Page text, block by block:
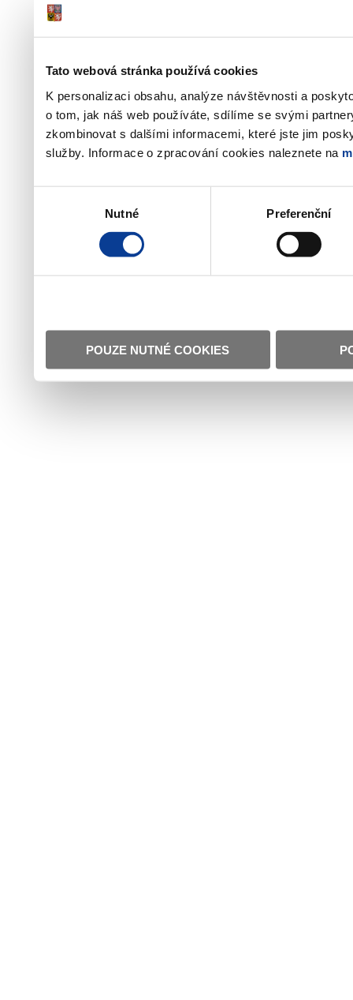
Tato webová stránka používá cookies
K personalizaci obsahu, analýze návštěvnosti a
o tom, jak náš web používáte, sdílíme se svými
zkombinovat s dalšími informacemi, které jste jim
služby. Informace o zpracování cookies naleznete na
Nutné Preferenční
POUZE NUTNÉ COOKIES